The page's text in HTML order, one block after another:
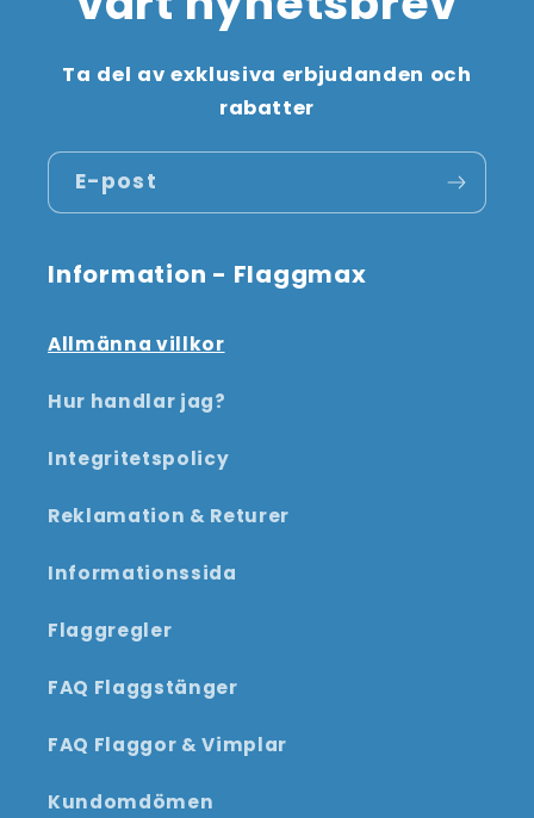
Ta del av exklusiva erbjudanden och
rabatter
E-post
Information - Flaggmax
Allmänna villkor
Hur handlar jag?
Integritetspolicy
Reklamation & Returer
Informationssida
Flaggregler
FAQ Flaggstänger
FAQ Flaggor & Vimplar
Kundomdömen